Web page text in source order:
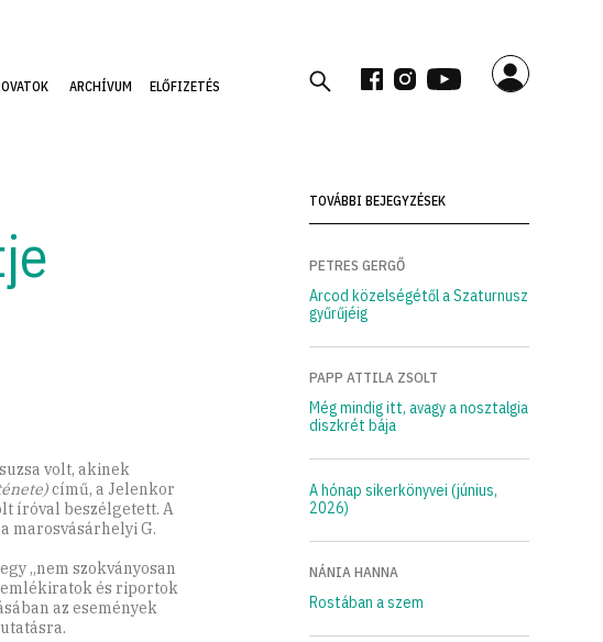
ARCHÍVUM ELŐFIZETÉS
volt, akinek
című, a Jelenkor
íróval beszélgetett. A
marosvásárhelyi G.
„nem szokványosan
és riportok
az események
TOVÁBBI BEJEGYZÉSEK
PETRES GERGŐ
Arcod közelségétől a Szaturnusz
gyűrűjéig
PAPP ATTILA ZSOLT
Még mindig itt, avagy a nosztalgia
diszkrét bája
A hónap sikerkönyvei (június,
2026)
NÁNIA HANNA
Rostában a szem